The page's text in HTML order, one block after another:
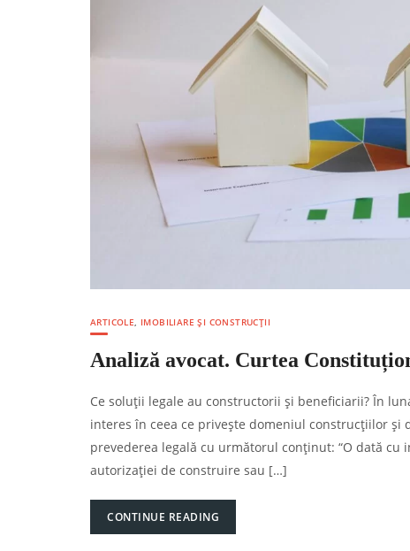
ARTICOLE, IMOBILIARE ȘI CONSTRUCȚII
Analiză avocat. Curtea
Ce soluții legale au constructorii și beneficiarii? În
interes în ceea ce privește domeniul construcțiilor
prevederea legală cu următorul conținut: “O dată
autorizaţiei de construire sau […]
CONTINUE READING